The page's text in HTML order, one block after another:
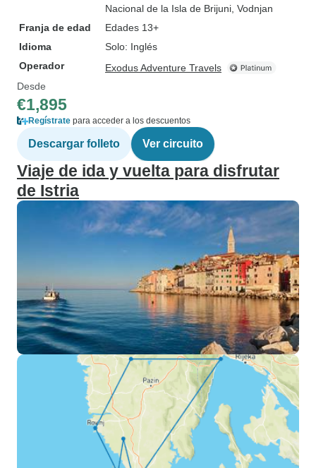
Nacional de la Isla de Brijuni , Vodnjan
Franja de edad
Edades 13+
Idioma
Solo: Inglés
Operador
Exodus Adventure Travels
Desde
€1,895
Regístrate para acceder a los descuentos
Descargar folleto Ver circuito
Viaje de ida y vuelta para disfrutar
de Istria